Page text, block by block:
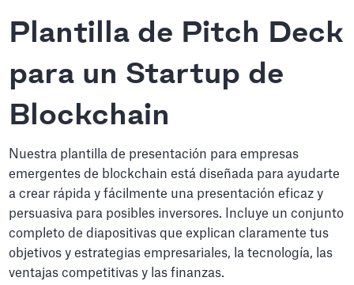
Plantilla de Pitch Deck
para un Startup de
Blockchain
Nuestra plantilla de presentación para empresas
emergentes de blockchain está diseñada para ayudarte
a crear rápida y fácilmente una presentación eficaz y
persuasiva para posibles inversores. Incluye un conjunto
completo de diapositivas que explican claramente tus
objetivos y estrategias empresariales, la tecnología, las
ventajas competitivas y las finanzas.